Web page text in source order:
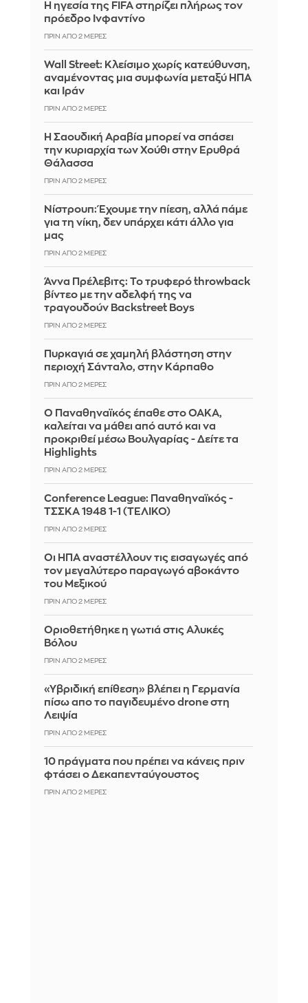
Η ηγεσία της FIFA στηρίζει πλήρως τον
πρόεδρο Ινφαντίνο
ΠΡΙΝ ΑΠΌ 2 ΜΈΡΕΣ
Wall Street: Κλείσιμο χωρίς κατεύθυνση,
αναμένοντας μια συμφωνία μεταξύ ΗΠΑ
και Ιράν
ΠΡΙΝ ΑΠΌ 2 ΜΈΡΕΣ
Η Σαουδική Αραβία μπορεί να σπάσει
την κυριαρχία των Χούθι στην Ερυθρά
Θάλασσα
ΠΡΙΝ ΑΠΌ 2 ΜΈΡΕΣ
Νίστρουπ: Έχουμε την πίεση, αλλά πάμε
για τη νίκη, δεν υπάρχει κάτι άλλο για
μας
ΠΡΙΝ ΑΠΌ 2 ΜΈΡΕΣ
Άννα Πρέλεβιτς: Το τρυφερό throwback
βίντεο με την αδελφή της να
τραγουδούν Backstreet Boys
ΠΡΙΝ ΑΠΌ 2 ΜΈΡΕΣ
Πυρκαγιά σε χαμηλή βλάστηση στην
περιοχή Σάνταλο, στην Κάρπαθο
ΠΡΙΝ ΑΠΌ 2 ΜΈΡΕΣ
Ο Παναθηναϊκός έπαθε στο ΟΑΚΑ,
καλείται να μάθει από αυτό και να
προκριθεί μέσω Βουλγαρίας - Δείτε τα
Highlights
ΠΡΙΝ ΑΠΌ 2 ΜΈΡΕΣ
Conference League: Παναθηναϊκός -
ΤΣΣΚΑ 1948 1-1 (ΤΕΛΙΚΟ)
ΠΡΙΝ ΑΠΌ 2 ΜΈΡΕΣ
Οι ΗΠΑ αναστέλλουν τις εισαγωγές από
τον μεγαλύτερο παραγωγό αβοκάντο
του Μεξικού
ΠΡΙΝ ΑΠΌ 2 ΜΈΡΕΣ
Οριοθετήθηκε η γωτιά στις Αλυκές
Βόλου
ΠΡΙΝ ΑΠΌ 2 ΜΈΡΕΣ
«Υβριδική επίθεση» βλέπει η Γερμανία
πίσω απο το παγιδευμένο drone στη
Λειψία
ΠΡΙΝ ΑΠΌ 2 ΜΈΡΕΣ
10 πράγματα που πρέπει να κάνεις πριν
φτάσει ο Δεκαπενταύγουστος
ΠΡΙΝ ΑΠΌ 2 ΜΈΡΕΣ